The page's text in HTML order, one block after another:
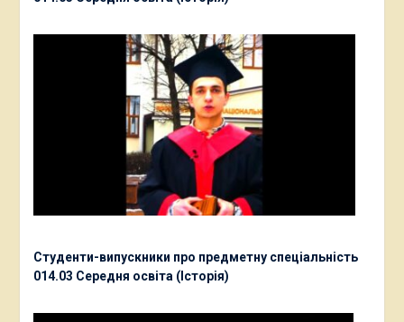
Студенти-випускники про предметну спеціальність
014.03 Середня освіта (Історія)